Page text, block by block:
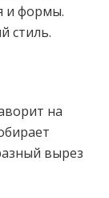
и формы.
стиль.
на
вырез